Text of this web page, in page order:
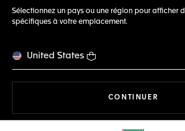
Sélectionnez un pays ou une région pour afficher
spécifiques à votre emplacement.
United States
CONTINUER